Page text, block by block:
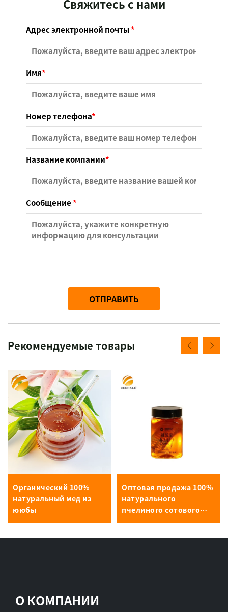
Свяжитесь с нами
Адрес электронной почты*
Имя*
Номер телефона*
Название компании*
Сообщение*
ОТПРАВИТЬ
Рекомендуемые товары
Органический 100%
натуральный мед из
ююбы
Оптовая продажа 100%
натурального
пчелиного сотового
меда
О КОМПАНИИ